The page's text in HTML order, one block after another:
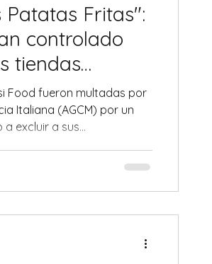
Patatas Fritas":
controlado
tiendas
Food fueron multadas por
Italiana (AGCM) por un
excluir a sus